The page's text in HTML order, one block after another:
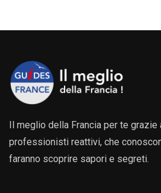
Il meglio della Francia per te grazie
professionisti reattivi, che
faranno scoprire sapori e segreti.